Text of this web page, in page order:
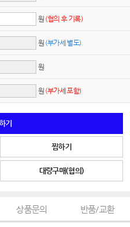
원 (협의 후 기록)
원 (부가세 별도)
원
원 (부가세 포함)
기
찜하기
대량구매(협의)
상품문의 반품/교환